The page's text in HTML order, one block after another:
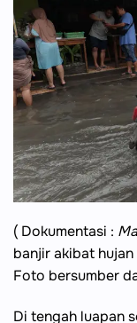
( Dokumentasi :
banjir akibat hujan
Foto bersumber
Di tengah luapan